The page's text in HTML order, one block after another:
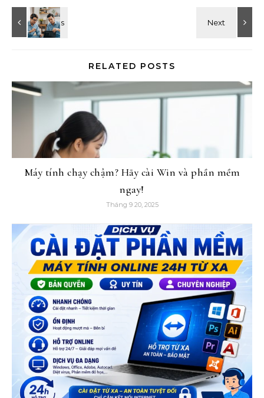
RELATED POSTS
Máy tính chạy chậm? Hãy cài Win và phần mềm
ngay!
Tháng 9 20, 2025